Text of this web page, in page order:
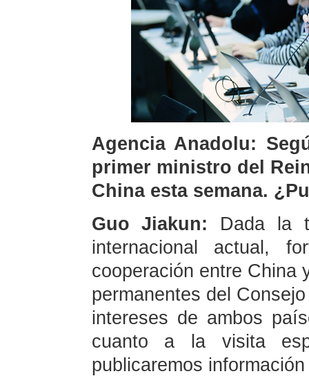
Agencia Anadolu:
primer ministro del
China esta semana.
Guo Jiakun: Dada la
internacional actual,
cooperación entre China
permanentes del
intereses de ambos
cuanto a la visita
publicaremos